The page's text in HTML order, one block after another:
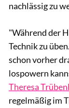
nachlässig zu
"Während der
Technik zu
schon vorher
lospowern
Theresa
regelmäßig im